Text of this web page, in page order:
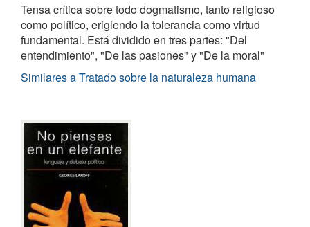
Tensa crítica sobre todo dogmatismo, tanto religioso
como político, erigiendo la tolerancia como virtud
fundamental. Está dividido en tres partes: "Del
entendimiento", "De las pasiones" y "De la moral"
Similares a Tratado sobre la naturaleza humana